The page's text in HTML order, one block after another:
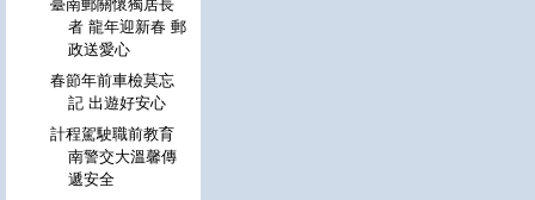
臺南郵關懷獨居長
者 龍年迎新春 郵
政送愛心
春節年前車檢莫忘
記 出遊好安心
計程駕駛職前教育
南警交大溫馨傳
遞安全